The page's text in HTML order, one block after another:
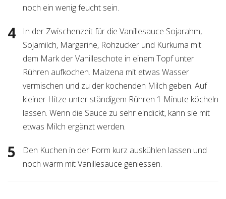
noch ein wenig feucht sein.
In der Zwischenzeit für die Vanillesauce Sojarahm,
Sojamilch, Margarine, Rohzucker und Kurkuma mit
dem Mark der Vanilleschote in einem Topf unter
Rühren aufkochen. Maizena mit etwas Wasser
vermischen und zu der kochenden Milch geben. Auf
kleiner Hitze unter ständigem Rühren 1 Minute köcheln
lassen. Wenn die Sauce zu sehr eindickt, kann sie mit
etwas Milch ergänzt werden.
Den Kuchen in der Form kurz auskühlen lassen und
noch warm mit Vanillesauce geniessen.